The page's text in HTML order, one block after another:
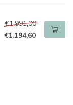
€1.991,00
€1.194,60